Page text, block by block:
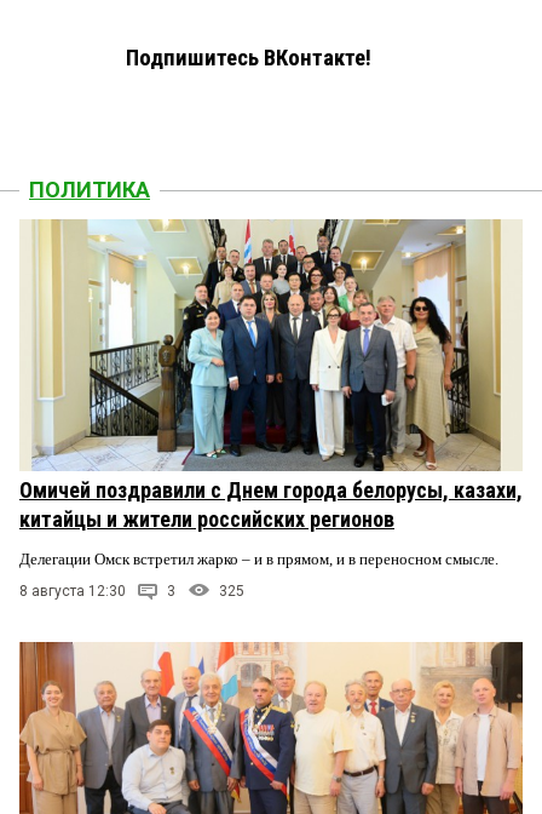
Подпишитесь ВКонтакте!
ПОЛИТИКА
Омичей поздравили с Днем города белорусы, казахи,
китайцы и жители российских регионов
Делегации Омск встретил жарко – и в прямом, и в переносном смысле.
8 августа 12:30 3 325